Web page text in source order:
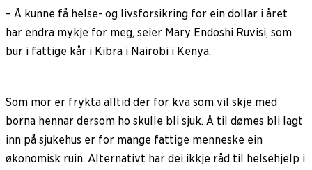
– Å kunne få helse- og livsforsikring for ein dollar i året
har endra mykje for meg, seier Mary Endoshi Ruvisi, som
bur i fattige kår i Kibra i Nairobi i Kenya.
Som mor er frykta alltid der for kva som vil skje med
borna hennar dersom ho skulle bli sjuk. Å til dømes bli lagt
inn på sjukehus er for mange fattige menneske ein
økonomisk ruin. Alternativt har dei ikkje råd til helsehjelp i